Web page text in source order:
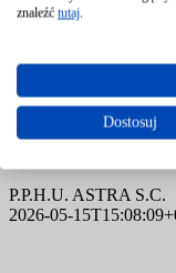
Siłownik
różnice i
typu zaworu?
P.P.H.U. ASTRA S.C.
2026-05-
znaleźć tutaj.
Dostosuj